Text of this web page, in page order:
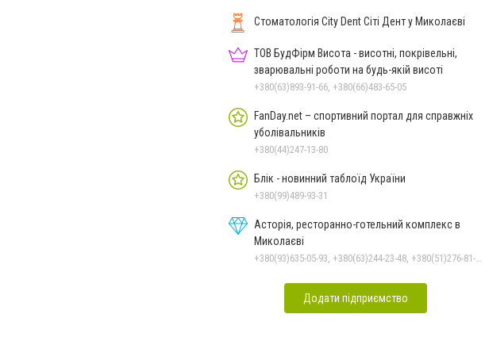
Стоматологія City Dent Сіті Дент у Миколаєві
ТОВ БудФірм Висота - висотні, покрівельні,
зварювальні роботи на будь-якій висоті
+380(63)893-91-66, +380(66)483-65-05
FanDay.net – спортивний портал для справжніх
уболівальників
+380(44)247-13-80
Блік - новинний таблоїд України
+380(99)489-93-31
Асторія, ресторанно-готельний комплекс в
Миколаєві
Додати підприємство